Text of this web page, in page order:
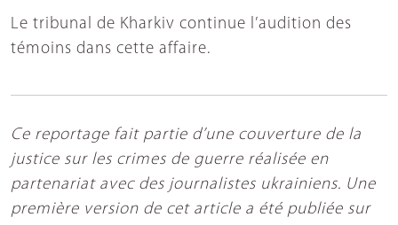
Le tribunal de Kharkiv continue l’audition des
témoins dans cette affaire.
Ce reportage fait partie d’une couverture de la
justice sur les crimes de guerre réalisée en
partenariat avec des journalistes ukrainiens. Une
première version de cet article a été publiée sur